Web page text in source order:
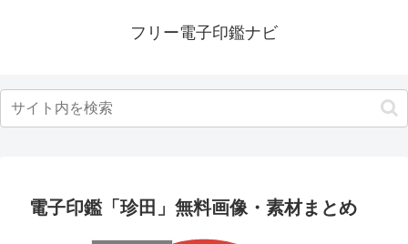
フリー電子印鑑ナビ
電子印鑑「珍田」無料画像・素材まとめ